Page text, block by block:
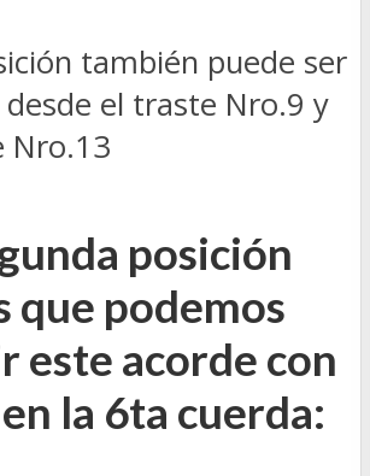
también puede ser
el traste Nro.9 y
Nro.13
posición
que podemos
este acorde con
la 6ta cuerda: